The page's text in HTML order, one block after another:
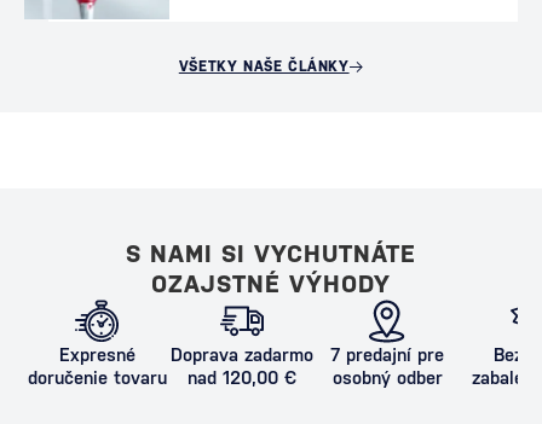
VŠETKY NAŠE ČLÁNKY
S NAMI SI VYCHUTNÁTE
OZAJSTNÉ VÝHODY
Expresné
doručenie tovaru
Doprava zadarmo
nad 120,00 €
7 predajní pre
osobný odber